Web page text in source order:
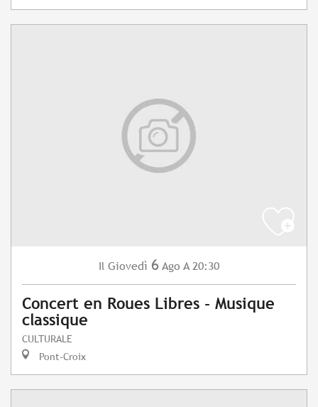
Il Giovedì 6 Ago A 20:30
Concert en Roues Libres - Musique
classique
CULTURALE
Pont-Croix